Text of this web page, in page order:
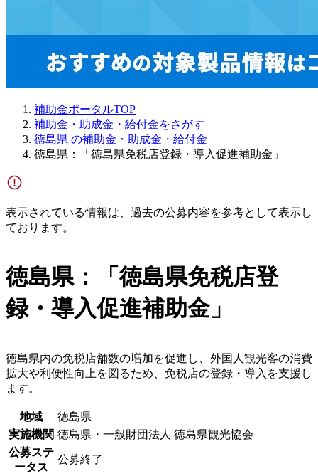
補助金ポータルTOP
補助金・助成金・給付金をさがす
徳島県 の補助金・助成金・給付金
徳島県：「徳島県免税店登録・導入促進補助金」
表示されている情報は、過去の公募内容を参考として表示し
ております。
徳島県：「徳島県免税店登
録・導入促進補助金」
徳島県内の免税店舗数の増加を促進し、外国人観光客の消費
拡大や利便性向上を図るため、免税店の登録・導入を支援し
ます。
地域
徳島県
実施機関 徳島県・一般財団法人 徳島県観光協会
公募ステ
ータス
公募終了